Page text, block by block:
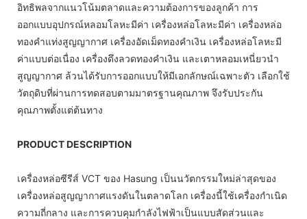
อิทธิพลจากแนวโน้มตลาดและความต้องการของลูกค้า การ
ออกแบบอุปกรณ์หลอมโลหะมีค่า เครื่องหล่อโลหะมีค่า เครื่องหล่อ
ทองคำแท่งสูญญากาศ เครื่องอัดเม็ดทองคำเงิน เครื่องหล่อโลหะมี
ค่าแบบต่อเนื่อง เครื่องดึงลวดทองคำเงิน และเตาหลอมเหนี่ยวนำ
สูญญากาศ ล้วนได้รับการออกแบบให้มีเอกลักษณ์เฉพาะตัว เลือกใช้
วัตถุดิบที่ผ่านการทดสอบตามมาตรฐานคุณภาพ จึงรับประกัน
คุณภาพตั้งแต่ต้นทาง
PRODUCT DESCRIPTION
เครื่องหล่อซีรีส์ VCT ของ Hasung เป็นนวัตกรรมใหม่ล่าสุดของ
เครื่องหล่อสูญญากาศแรงดันในตลาดโลก เครื่องนี้ใช้เครื่องกำเนิด
ความถี่กลาง และการควบคุมกำลังไฟฟ้าเป็นแบบสัดส่วนและ